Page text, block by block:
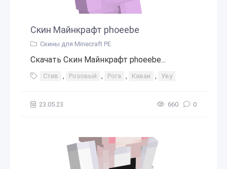
Скин Майнкрафт phoeebe
Скины для Minecraft PE
Скачать Скин Майнкрафт phoeebe...
Стив , Розовый , Рога , Каваи , Уву
23.05.23 660 0